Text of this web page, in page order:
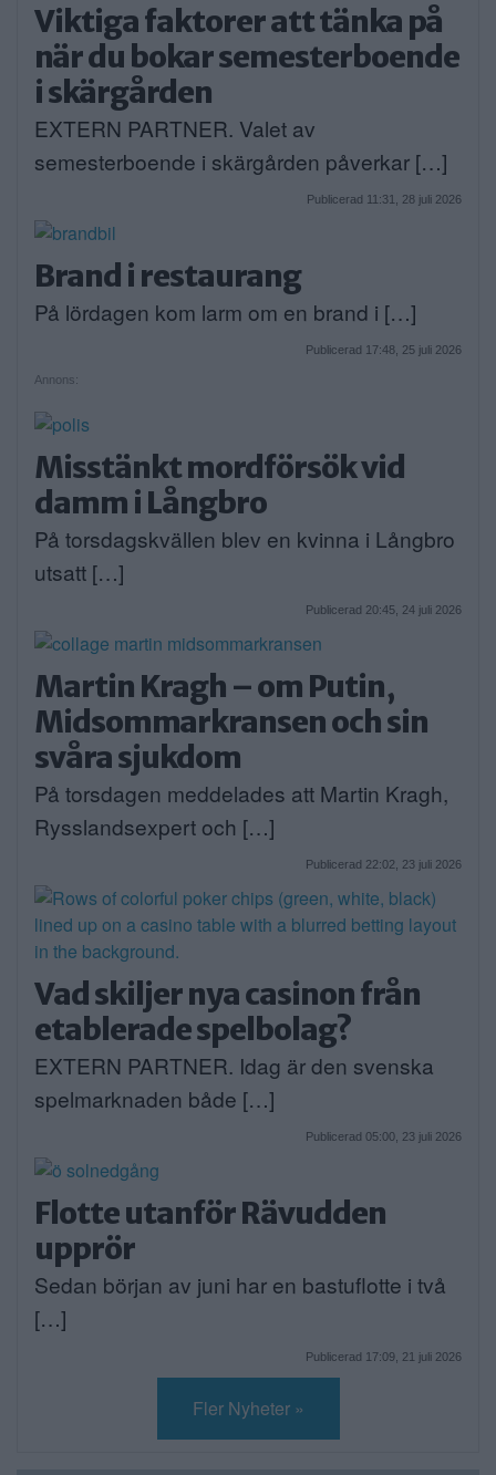
Viktiga faktorer att tänka på
när du bokar semesterboende
i skärgården
EXTERN PARTNER. Valet av
semesterboende i skärgården påverkar […]
Publicerad 11:31, 28 juli 2026
Brand i restaurang
På lördagen kom larm om en brand i […]
Publicerad 17:48, 25 juli 2026
Annons:
Misstänkt mordförsök vid
damm i Långbro
På torsdagskvällen blev en kvinna i Långbro
utsatt […]
Publicerad 20:45, 24 juli 2026
Martin Kragh – om Putin,
Midsommarkransen och sin
svåra sjukdom
På torsdagen meddelades att Martin Kragh,
Rysslandsexpert och […]
Publicerad 22:02, 23 juli 2026
Vad skiljer nya casinon från
etablerade spelbolag?
EXTERN PARTNER. Idag är den svenska
spelmarknaden både […]
Publicerad 05:00, 23 juli 2026
Flotte utanför Rävudden
upprör
Sedan början av juni har en bastuflotte i två
[…]
Publicerad 17:09, 21 juli 2026
Fler Nyheter »